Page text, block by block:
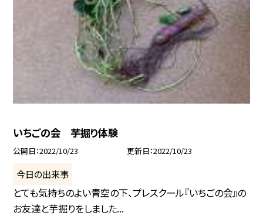
いちごの会 芋掘り体験
公開日 2022/10/23 更新日 2022/10/23
今日の出来事
とても気持ちのよい青空の下、プレスクール『いちごの会』の
お友達と芋掘りをしました...